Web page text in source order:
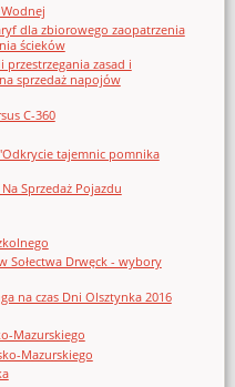
dla zbiorowego zaopatrzenia
ścieków
zasad i
sprzedaż napojów
C-360
tajemnic pomnika
Sprzedaż Pojazdu
Sołectwa Drwęck - wybory
na czas Dni Olsztynka 2016
Mazurskiego
Mazurskiego